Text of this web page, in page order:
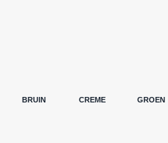
BRUIN CREME GROEN